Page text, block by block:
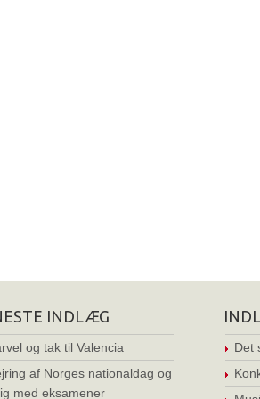
INDLÆG
og tak til Valencia
af Norges nationaldag og
med eksamener
Det